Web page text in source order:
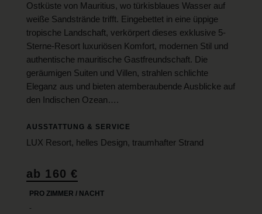
Ostküste von Mauritius, wo türkisblaues Wasser auf
weiße Sandstrände trifft. Eingebettet in eine üppige
tropische Landschaft, verkörpert dieses exklusive 5-
Sterne-Resort luxuriösen Komfort, modernen Stil und
authentische mauritische Gastfreundschaft. Die
geräumigen Suiten und Villen, strahlen schlichte
Eleganz aus und bieten atemberaubende Ausblicke auf
den Indischen Ozean….
AUSSTATTUNG & SERVICE
LUX Resort, helles Design, traumhafter Strand
ab 160 €
PRO ZIMMER / NACHT
-